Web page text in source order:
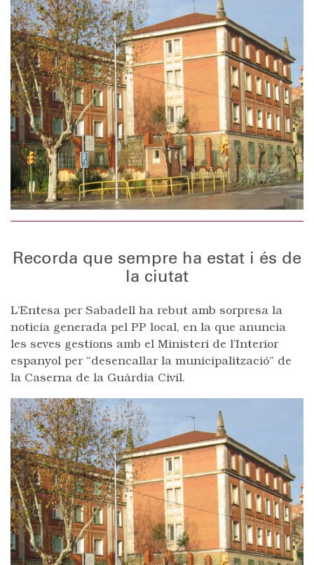
Recorda que sempre ha estat i és de
la ciutat
L’Entesa per Sabadell ha rebut amb sorpresa la
noticia generada pel PP local, en la que anuncia
les seves gestions amb el Ministeri de l’Interior
espanyol per “desencallar la municipalització” de
la Caserna de la Guàrdia Civil.